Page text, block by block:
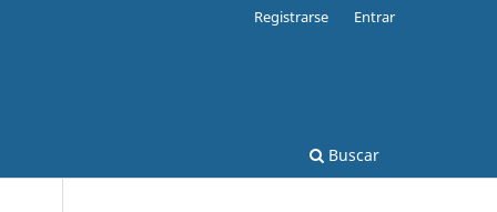
Buscar
Registrarse Entrar